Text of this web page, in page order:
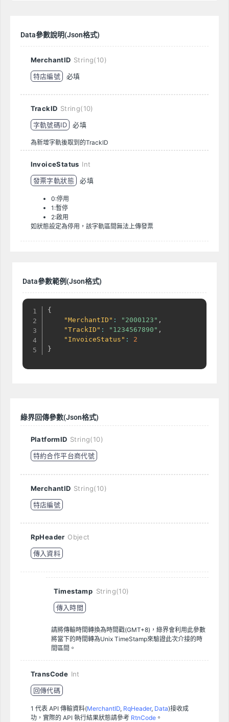
Data參數說明(Json格式)
MerchantID String(10)
特店編號
必填
TrackID String(10)
字軌號碼ID
必填
為新增字軌後取到的TrackID
InvoiceStatus Int
發票字軌狀態
必填
0:停用
1:暫停
2:啟用
如狀態設定為停用，該字軌區間無法上傳發票
Data參數範例(Json格式)
{
"MerchantID" : "2000123" ,
"TrackID" : "1234567890" ,
"InvoiceStatus" :
2
}
綠界回傳參數(Json格式)
PlatformID String(10)
特約合作平台商代號
MerchantID String(10)
特店編號
RpHeader Object
傳入資料
Timestamp String(10)
傳入時間
請將傳輸時間轉換為時間戳(GMT+8)，綠界會利用此參數
將當下的時間轉為Unix TimeStamp來驗證此次介接的時
間區間。
TransCode Int
回傳代碼
1 代表 API 傳輸資料(MerchantID, RqHeader, Data)接收成
功，實際的 API 執行結果狀態請參考 RtnCode。